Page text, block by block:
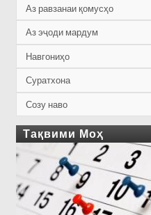
Аз равзанаи қомусҳо
Аз эҷоди мардум
Навгониҳо
Суратхона
Созу наво
Тақвими Моҳ